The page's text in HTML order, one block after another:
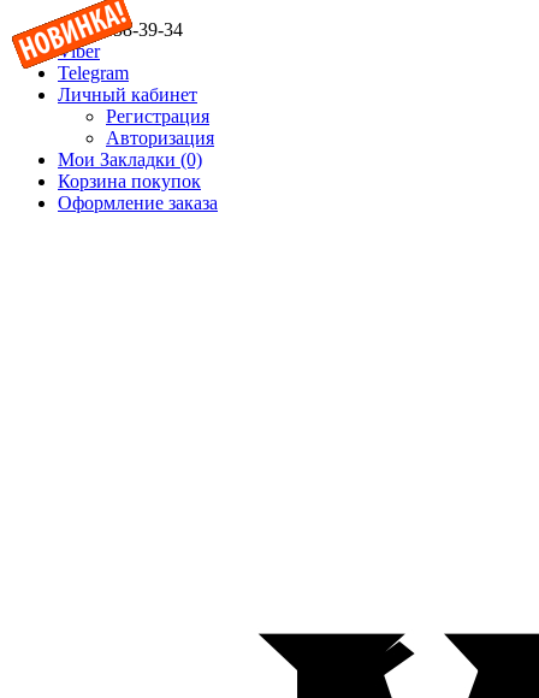
(067) 358-39-34
Viber
Telegram
Личный кабинет
Регистрация
Авторизация
Мои Закладки (0)
Корзина покупок
Оформление заказа